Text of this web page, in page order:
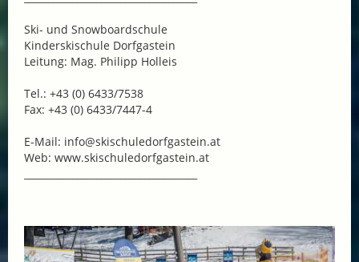
Ski- und Snowboardschule
Kinderskischule Dorfgastein
Leitung: Mag. Philipp Holleis
Tel.: +43 (0) 6433/7538
Fax: +43 (0) 6433/7447-4
E-Mail: info@skischuledorfgastein.at
Web: www.skischuledorfgastein.at